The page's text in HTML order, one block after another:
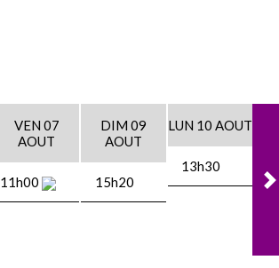
VEN 07
AOUT
11h00
DIM 09
AOUT
15h20
LUN 10 AOUT
13h30